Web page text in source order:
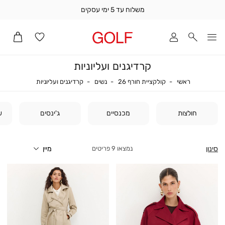
משלוח עד 5 ימי עסקים
קרדיגנים ועליוניות
ראשי ראשיקולקציית חורף 26 קולקציית חורף 26
נשים נשיםקרדיגנים ועליוניות
חולצות מכנסיים ג'ינסים
סינון 9 פריטים